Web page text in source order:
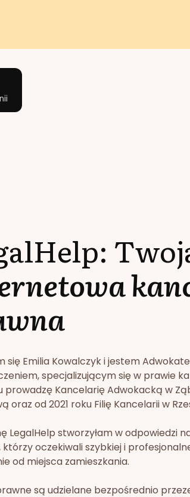
się Emilia Kowalczyk i jestem
specjalizującym się w prawie
prowadzę Kancelarię Adwokacką w
oraz od 2021 roku Filię Kancelarii w
LegalHelp stworzyłam w odpowiedzi
którzy oczekiwali szybkiej i
od miejsca zamieszkania.
są udzielane bezpośrednio